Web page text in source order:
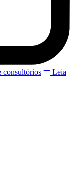
consultórios
Leia